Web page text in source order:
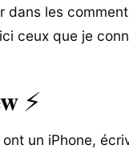
dans les
ceux que je
⚡
ont un iPhone,